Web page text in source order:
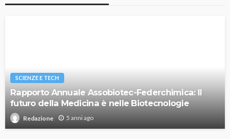
SCIENZE E TECH
Rapporto Annuale Assobiotec-Federchimica: Il
futuro della Medicina è nelle Biotecnologie
Redazione 5 anni ago